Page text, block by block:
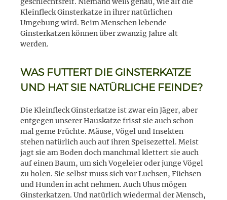
Kleinfleck Ginsterkatze in ihrer natürlichen
Umgebung wird. Beim Menschen lebende
Ginsterkatzen können über zwanzig Jahre alt
werden.
WAS FUTTERT DIE GINSTERKATZE
UND HAT SIE NATÜRLICHE FEINDE?
Die Kleinfleck Ginsterkatze ist zwar ein Jäger, aber
entgegen unserer Hauskatze frisst sie auch schon
mal gerne Früchte. Mäuse, Vögel und Insekten
stehen natürlich auch auf ihren Speisezettel. Meist
jagt sie am Boden doch manchmal klettert sie auch
auf einen Baum, um sich Vogeleier oder junge Vögel
zu holen. Sie selbst muss sich vor Luchsen, Füchsen
und Hunden in acht nehmen. Auch Uhus mögen
Ginsterkatzen. Und natürlich wiedermal der Mensch,